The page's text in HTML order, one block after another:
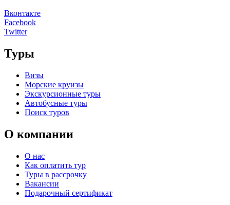
Вконтакте
Facebook
Twitter
Туры
Визы
Морские круизы
Экскурсионные туры
Автобусные туры
Поиск туров
О компании
О нас
Как оплатить тур
Туры в рассрочку
Вакансии
Подарочный сертификат